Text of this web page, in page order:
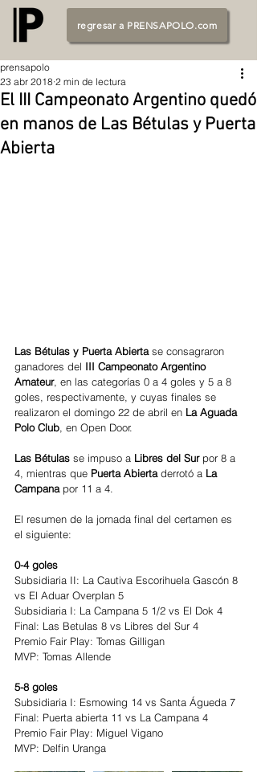
regresar a PRENSAPOLO.com
El III Campeonato Argentino quedó
en manos de Las Bétulas y Puerta
Abierta
prensapolo
23 abr 2018 2 min de lectura
Las Bétulas y Puerta Abierta se consagraron
ganadores del III Campeonato Argentino
Amateur, en las categorías 0 a 4 goles y 5 a 8
goles, respectivamente, y cuyas finales se
realizaron el domingo 22 de abril en La Aguada
Polo Club, en Open Door.
Las Bétulas se impuso a Libres del Sur por 8 a
4, mientras que Puerta Abierta derrotó a La
Campana por 11 a 4.
El resumen de la jornada final del certamen es
el siguiente:
0-4 goles
Subsidiaria II: La Cautiva Escorihuela Gascón 8
vs El Aduar Overplan 5
Subsidiaria I: La Campana 5 1/2 vs El Dok 4
Final: Las Betulas 8 vs Libres del Sur 4
Premio Fair Play: Tomas Gilligan
MVP: Tomas Allende
5-8 goles
Subsidiaria I: Esmowing 14 vs Santa Águeda 7
Final: Puerta abierta 11 vs La Campana 4
Premio Fair Play: Miguel Vigano
MVP: Delfin Uranga